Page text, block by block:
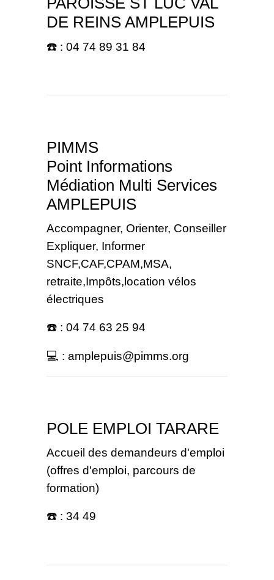
DE REINS AMPLEPUIS
☎️ : 04 74 89 31 84
PIMMS
Point Informations
Médiation Multi Services
AMPLEPUIS
Accompagner, Orienter, Conseiller
Expliquer, Informer
SNCF,CAF,CPAM,MSA,
retraite,Impôts,location vélos
électriques
☎️ : 04 74 63 25 94
💻 : amplepuis@pimms.org
POLE EMPLOI TARARE
Accueil des demandeurs d'emploi
(offres d'emploi, parcours de
formation)
☎️ : 34 49